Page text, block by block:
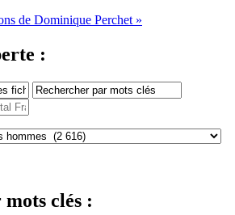
de Dominique Perchet »
:
clés :